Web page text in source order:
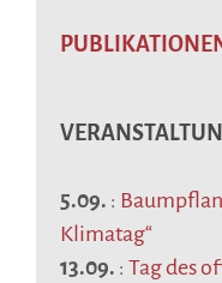
5.09. :
Klimatag“
13.09. : Tag des